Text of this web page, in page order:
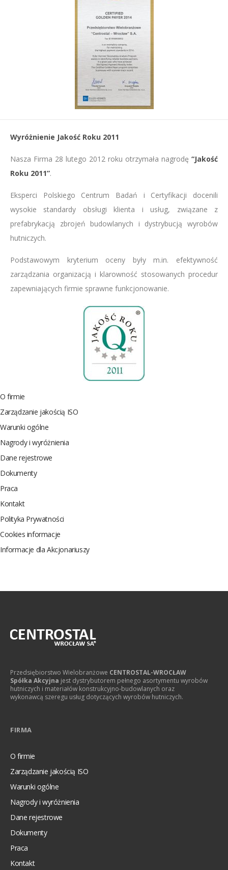
Wyróżnienie Jakość Roku 2011
Nasza Firma 28 lutego 2012 roku otrzymała nagrodę “Jakość
Roku 2011”.
Eksperci Polskiego Centrum Badań i Certyfikacji docenili
wysokie standardy obsługi klienta i usług, związane z
prefabrykacją zbrojeń budowlanych i dystrybucją wyrobów
hutniczych.
Podstawowym kryterium oceny były m.in. efektywność
zarządzania organizacją i klarowność stosowanych procedur
zapewniających firmie sprawne funkcjonowanie.
O firmie
Zarządzanie jakością ISO
Warunki ogólne
Nagrody i wyróżnienia
Dane rejestrowe
Dokumenty
Praca
Kontakt
Polityka Prywatności
Cookies informacje
Informacje dla Akcjonariuszy
Przedsiębiorstwo Wielobranżowe CENTROSTAL-WROCŁAW
Spółka Akcyjna jest dystrybutorem pełnego asortymentu wyrobów
hutniczych i materiałów konstrukcyjno-budowlanych oraz
wykonawcą szeregu usług dotyczących wyrobów hutniczych.
FIRMA
O firmie
Zarządzanie jakością ISO
Warunki ogólne
Nagrody i wyróżnienia
Dane rejestrowe
Dokumenty
Praca
Kontakt